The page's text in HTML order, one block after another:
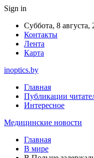
Sign in
Суббота, 8 августа,
Контакты
Лента
Карта
inoptics.by
Главная
Публикации
Интересное
Медицинские новости
Главная
В мире